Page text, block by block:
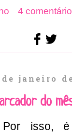
4
de janeiro
do
Por isso,